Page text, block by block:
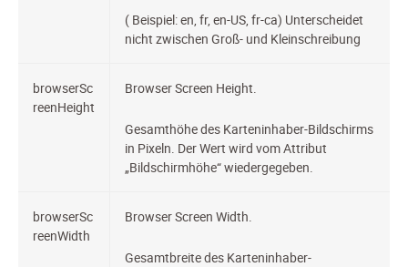
( Beispiel: en, fr, en-US, fr-ca) Unterscheidet
nicht zwischen Groß- und Kleinschreibung
browserSc
reenHeight
Browser Screen Height.
Gesamthöhe des Karteninhaber-Bildschirms
in Pixeln. Der Wert wird vom Attribut
„Bildschirmhöhe“ wiedergegeben.
browserSc
reenWidth
Browser Screen Width.
Gesamtbreite des Karteninhaber-